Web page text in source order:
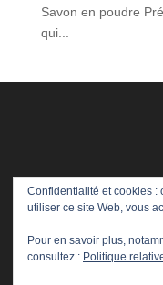
Savon en poudre
qui...
Confidentialité et cookies :
utiliser ce site Web, vous
Pour en savoir plus,
consultez : Politique